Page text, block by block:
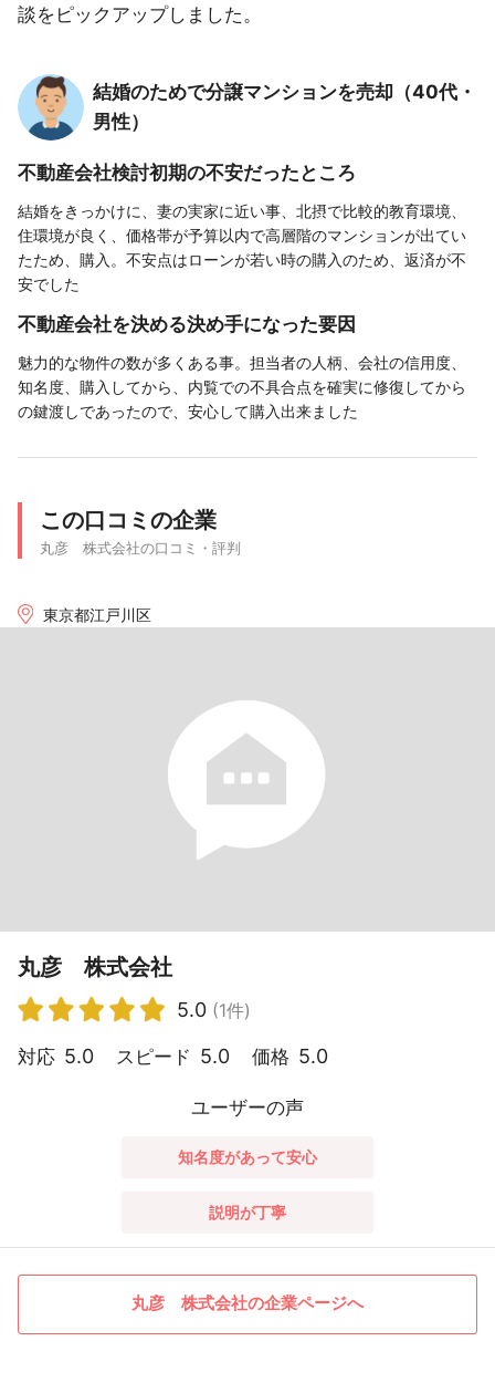
談をピックアップしました。
結婚のためで分譲マンションを売却（40代・
男性）
不動産会社検討初期の不安だったところ
結婚をきっかけに、妻の実家に近い事、北摂で比較的教育環境、
住環境が良く、価格帯が予算以内で高層階のマンションが出てい
たため、購入。不安点はローンが若い時の購入のため、返済が不
安でした
不動産会社を決める決め手になった要因
魅力的な物件の数が多くある事。担当者の人柄、会社の信用度、
知名度、購入してから、内覧での不具合点を確実に修復してから
の鍵渡しであったので、安心して購入出来ました
この口コミの企業
丸彦 株式会社の口コミ・評判
東京都江戸川区
丸彦 株式会社
5.0 (1件)
対応 5.0 スピード 5.0 価格 5.0
ユーザーの声
知名度があって安心
説明が丁寧
丸彦 株式会社の企業ページへ